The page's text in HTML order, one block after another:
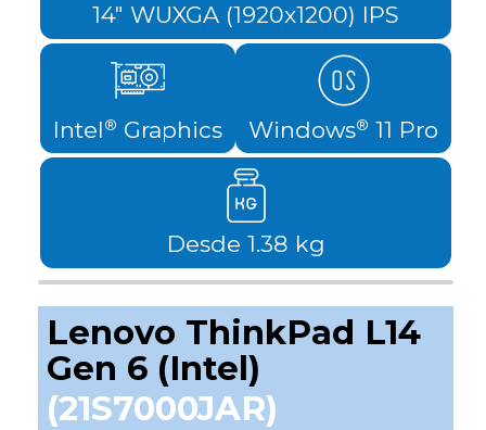
14" WUXGA (1920x1200) IPS
Intel® Graphics Windows® 11 Pro
Desde 1.38 kg
Lenovo ThinkPad L14
Gen 6 (Intel)
(21S7000JAR)